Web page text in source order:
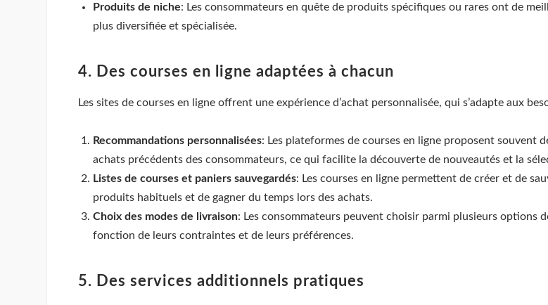
Produits de niche: Les consommateurs en quête de produits spécifiques ou rares ont de
plus diversifiée et spécialisée.
4. Des courses en ligne adaptées à chacun
Les sites de courses en ligne offrent une expérience d’achat personnalisée, qui s’adapte aux
Recommandations personnalisées: Les plateformes de courses en ligne proposent souvent
achats précédents des consommateurs, ce qui facilite la découverte de nouveautés et la
Listes de courses et paniers sauvegardés: Les courses en ligne permettent de créer et de
produits habituels et de gagner du temps lors des achats.
Choix des modes de livraison: Les consommateurs peuvent choisir parmi plusieurs options
fonction de leurs contraintes et de leurs préférences.
5. Des services additionnels pratiques